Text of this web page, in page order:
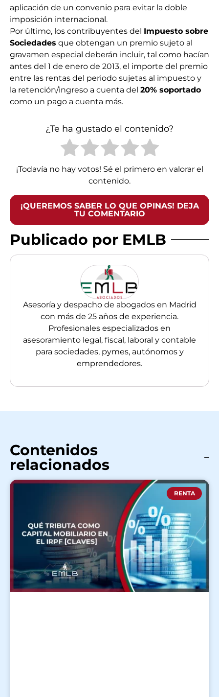
aplicación de un convenio para evitar la doble
imposición internacional.
Por último, los contribuyentes del Impuesto sobre
Sociedades que obtengan un premio sujeto al
gravamen especial deberán incluir, tal como hacían
antes del 1 de enero de 2013, el importe del premio
entre las rentas del periodo sujetas al impuesto y
la retención/ingreso a cuenta del 20% soportado
como un pago a cuenta más.
¿Te ha gustado el contenido?
¡Todavía no hay votos! Sé el primero en valorar el
contenido.
¡QUEREMOS SABER LO QUE OPINAS! DEJA
TU COMENTARIO
Publicado por EMLB
Asesoría y despacho de abogados en Madrid
con más de 25 años de experiencia.
Profesionales especializados en
asesoramiento legal, fiscal, laboral y contable
para sociedades, pymes, autónomos y
emprendedores.
Contenidos
relacionados
RENTA